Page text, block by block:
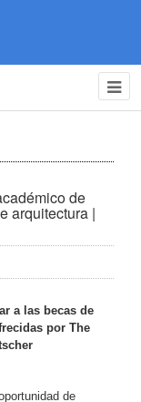
de
arquitectura |
a las becas de
por The
de